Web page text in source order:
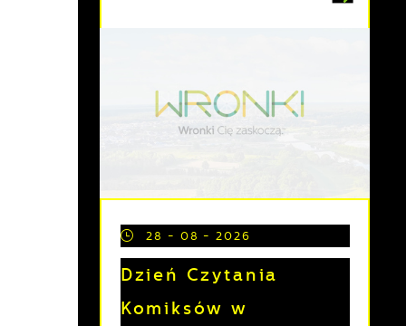
28 - 08 - 2026
Dzień Czytania
Komiksów w